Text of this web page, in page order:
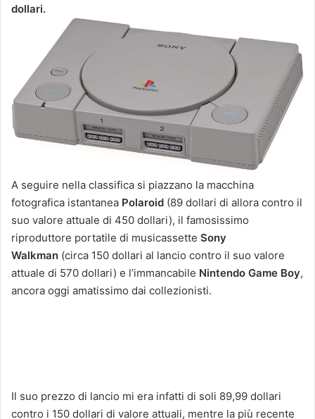
dollari.
A seguire nella classifica si piazzano la macchina
fotografica istantanea Polaroid (89 dollari di allora contro il
suo valore attuale di 450 dollari), il famosissimo
riproduttore portatile di musicassette Sony
Walkman (circa 150 dollari al lancio contro il suo valore
attuale di 570 dollari) e l’immancabile Nintendo Game Boy,
ancora oggi amatissimo dai collezionisti.
Il suo prezzo di lancio mi era infatti di soli 89,99 dollari
contro i 150 dollari di valore attuali, mentre la più recente